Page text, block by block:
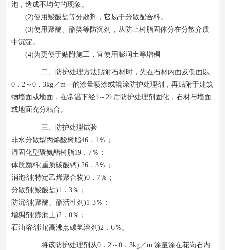
泡，造成不均匀的现象。
(2)使用羧酸盐等分散剂，它易于分散配合料。
(3)使用聚醚、酯类等防沉剂，从防止树脂固体分在分散介质
中沉淀。
(4)为更便于贴附施工，宜使用膨润土等增稠
二、防护处理方法贴附石材时，先在石材内面及侧面以
0 ．2 ～0 ．3kg／m一的涂量喷涂或辊涂防护处理剂，再贴附于建筑
物墙面或地面，在常温下经1 ～2h后防护处理剂固化，石材与墙面
或地面充分粘合。
三、防护处理试验
非水分散型丙烯酸树脂46 ． 1 ％；
湿固化型聚氨酯树脂19 ． 7％；
体质颜料(重质碳酸钙) 26 ．3％；
消泡剂(特定乙烯聚合物)0 ． 7％；
分散剂(羧酸盐)1 ．3％；
防沉剂(聚醚、酯活性剂)1-3％；
增稠剂(膨润土)2 ．0％；
石油溶剂油(高沸点碳氢溶剂)2 ．6％。
将该防护处理剂从0 ．2 ～0 ．3kg／m涂量涂在花岗石内